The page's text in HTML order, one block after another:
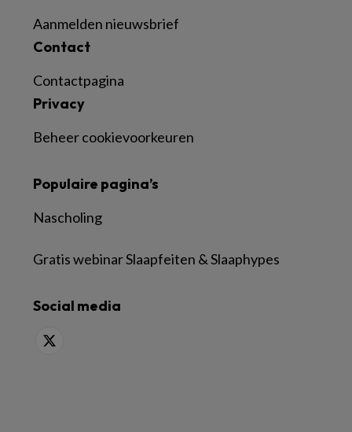
Aanmelden nieuwsbrief
Contact
Contactpagina
Privacy
Beheer cookievoorkeuren
Populaire pagina’s
Nascholing
Gratis webinar Slaapfeiten & Slaaphypes
Social media